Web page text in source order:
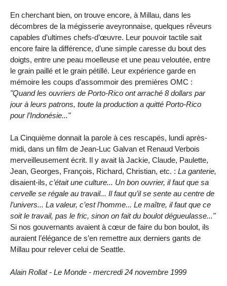
En cherchant bien, on trouve encore, à Millau, dans les
décombres de la mégisserie aveyronnaise, quelques rêveurs
capables d’ultimes chefs-d’œuvre. Leur pouvoir tactile sait
encore faire la différence, d’une simple caresse du bout des
doigts, entre une peau moelleuse et une peau veloutée, entre
le grain paillé et le grain pétillé. Leur expérience garde en
mémoire les coups d’assommoir des premières OMC :
"Quand les ouvriers de Porto-Rico ont arraché 8 dollars par
jour à leurs patrons, toute la production a quitté Porto-Rico
pour l’Indonésie..."
La Cinquième donnait la parole à ces rescapés, lundi après-
midi, dans un film de Jean-Luc Galvan et Renaud Verbois
merveilleusement écrit. Il y avait là Jackie, Claude, Paulette,
Jean, Georges, François, Richard, Christian, etc. : La ganterie,
disaient-ils, c’était une culture... Un bon ouvrier, il faut que sa
cervelle se régale au travail... Il faut qu’il se sente au centre de
l’univers... La valeur, c’est l’homme... Le maître, il faut que ce
soit le travail, pas le fric, sinon on fait du boulot dégueulasse..."
Si nos gouvernants avaient à cœur de faire du bon boulot, ils
auraient l’élégance de s’en remettre aux derniers gants de
Millau pour relever celui de Seattle.
Alain Rollat - Le Monde - mercredi 24 novembre 1999